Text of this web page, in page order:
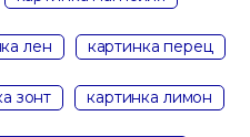
лен картинка перец
зонт картинка лимон